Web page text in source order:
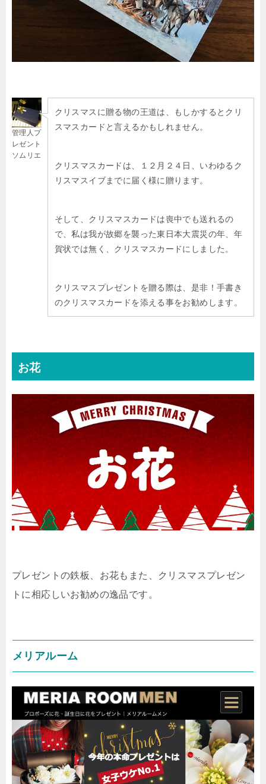
管理人プ
レゼント
ソムリエ
クリスマスに贈る物の王道は、もしかするとクリ
スマスカードと言えるかもしれません。
クリスマスカードは、１２月２４日、いわゆるク
リスマスイブまでに届く様に贈ります。
そして、クリスマスカードは喪中でも送れるの
で、私は我が故郷を襲った東日本大震災の年、年
賀状では無く、クリスマスカードにしました。
クリスマスプレゼントを贈る際は、是非！手書き
のクリスマスカードを添える事をお勧めします。
お花
プレゼントの鉄板、お花もまた、クリスマスプレゼン
トに相応しいお勧めの逸品です。
メリアルーム